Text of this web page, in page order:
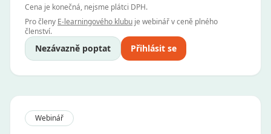
Cena je konečná, nejsme plátci DPH.
Pro členy E-learningového klubu je webinář v ceně plného
členství.
Nezávazně poptat Přihlásit se
Webinář